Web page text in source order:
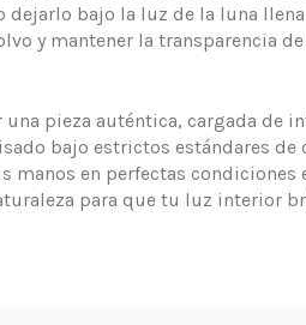
bajo la luz de la luna
y mantener la transparencia
pieza auténtica, cargada de
bajo estrictos estándares
en perfectas condiciones
para que tu luz interior